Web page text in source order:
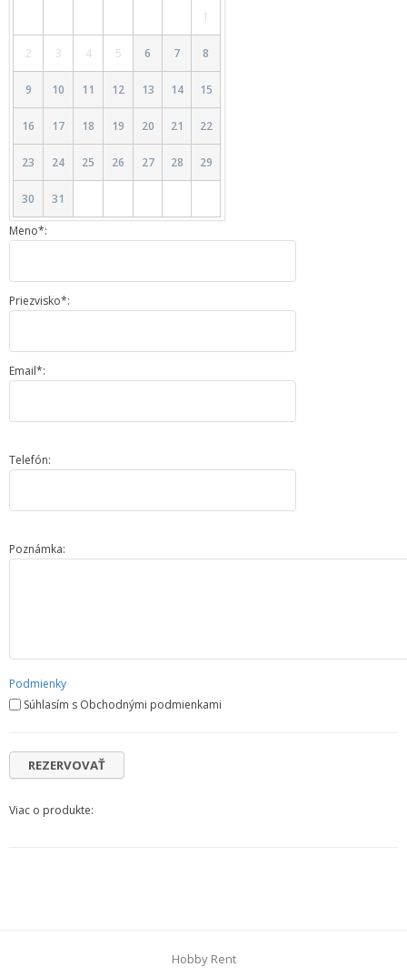
1
2 3 4 5 6 7 8
9 10 11 12 13 14 15
16 17 18 19 20 21 22
23 24 25 26 27 28 29
30 31
Meno*:
Priezvisko*:
Email*:
Telefón:
Poznámka:
Podmienky
Súhlasím s Obchodnými podmienkami
Viac o produkte:
Hobby Rent